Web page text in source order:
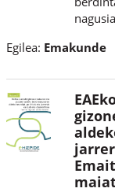
Egilea: Emakunde